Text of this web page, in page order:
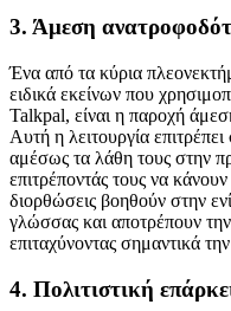
3. Άμεση
Ένα από τα κύρια
ειδικά εκείνων που
Talkpal, είναι η παροχή
Αυτή η λειτουργία
αμέσως τα λάθη τους στην
επιτρέποντάς τους να
διορθώσεις βοηθούν στην
γλώσσας και αποτρέπουν
επιταχύνοντας σημαντικά
4. Πολιτιστική